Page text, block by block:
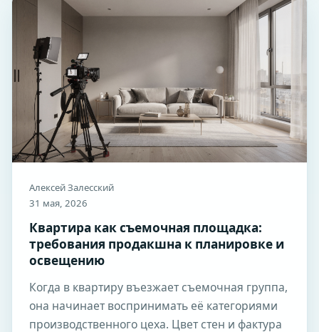
Алексей Залесский
31 мая, 2026
Квартира как съемочная площадка:
требования продакшна к планировке и
освещению
Когда в квартиру въезжает съемочная группа,
она начинает воспринимать её категориями
производственного цеха. Цвет стен и фактура